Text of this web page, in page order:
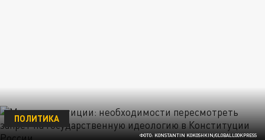
ФОТО: KONSTANTIN KOKOSHKIN/GLOBALLOOKPRESS
ПОЛИТИКА